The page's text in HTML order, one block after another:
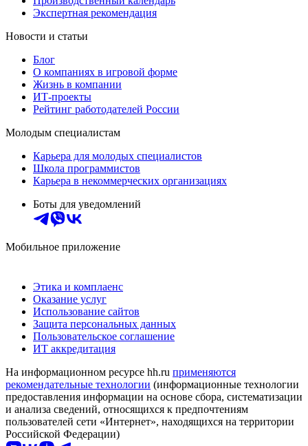
Экспертная рекомендация
Новости и статьи
Блог
О компаниях в игровой форме
Жизнь в компании
ИТ-проекты
Рейтинг работодателей России
Молодым специалистам
Карьера для молодых специалистов
Школа программистов
Карьера в некоммерческих организациях
Боты для уведомлений
Мобильное приложение
Этика и комплаенс
Оказание услуг
Использование сайтов
Защита персональных данных
Пользовательское соглашение
ИТ аккредитация
На информационном ресурсе hh.ru применяются
рекомендательные технологии (информационные технологии
предоставления информации на основе сбора, систематизации
и анализа сведений, относящихся к предпочтениям
пользователей сети «Интернет», находящихся на территории
Российской Федерации)